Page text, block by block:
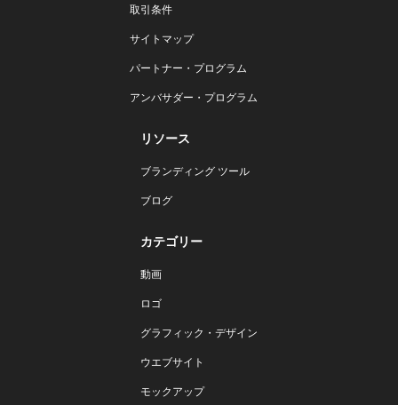
取引条件
サイトマップ
パートナー・プログラム
アンバサダー・プログラム
リソース
ブランディング ツール
ブログ
カテゴリー
動画
ロゴ
グラフィック・デザイン
ウエブサイト
モックアップ